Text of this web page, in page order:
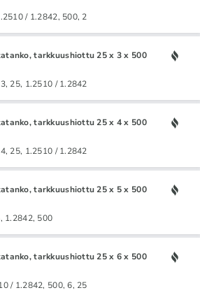
/ 1.2842, 500, 2
tarkkuushiottu 25 x 3 x 500
25, 1.2510 / 1.2842
tarkkuushiottu 25 x 4 x 500
25, 1.2510 / 1.2842
tarkkuushiottu 25 x 5 x 500
1.2842, 500
tarkkuushiottu 25 x 6 x 500
/ 1.2842, 500, 6, 25